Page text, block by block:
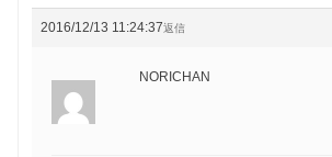
2016/12/13 11:24:37返信
NORICHAN